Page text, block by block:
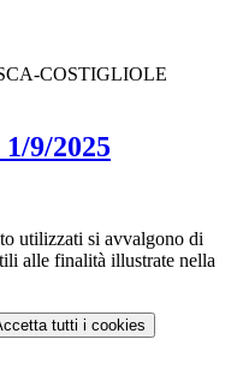
9/2025
utilizzati si avvalgono di
alle finalità illustrate nella
tutti i cookies